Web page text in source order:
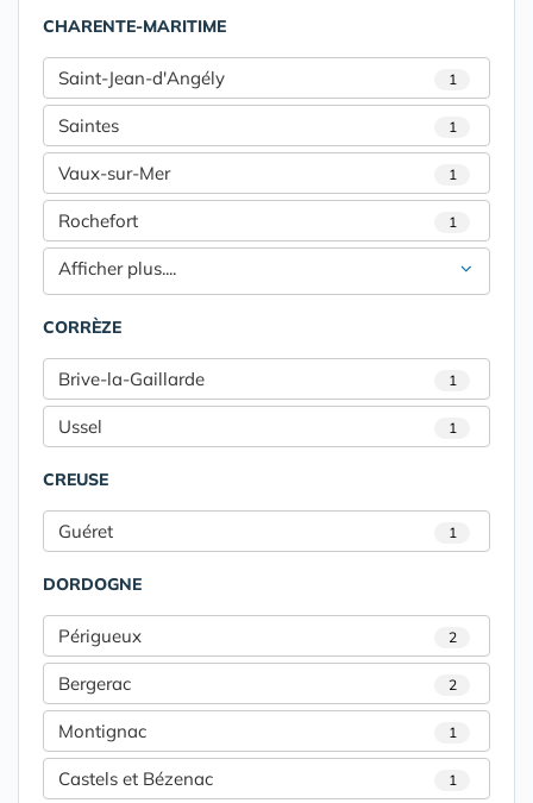
CHARENTE-MARITIME
Saint-Jean-d'Angély 1
Saintes 1
Vaux-sur-Mer 1
Rochefort 1
Afficher plus....
CORRÈZE
Brive-la-Gaillarde 1
Ussel 1
CREUSE
Guéret 1
DORDOGNE
Périgueux 2
Bergerac 2
Montignac 1
Castels et Bézenac 1